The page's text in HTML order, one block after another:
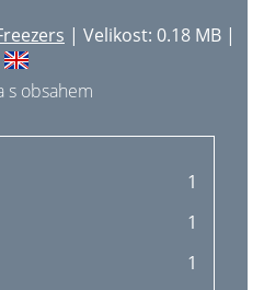
| Velikost: 0.18 MB |
s obsahem
1
1
1